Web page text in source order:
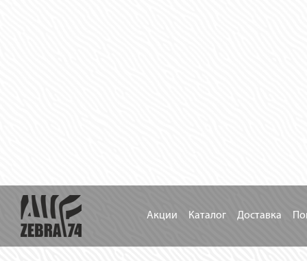
Акции Каталог Доставка